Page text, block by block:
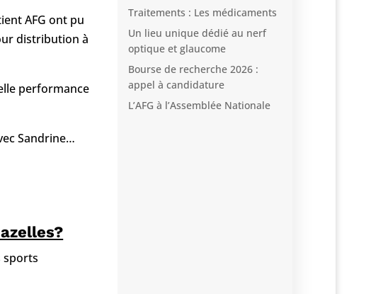
AFG ont pu
distribution à
performance
Sandrine…
sports
Traitements : Les médicaments
Un lieu unique dédié au nerf
optique et glaucome
Bourse de recherche 2026 :
appel à candidature
L’AFG à l’Assemblée Nationale